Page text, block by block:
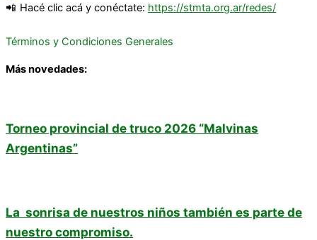
Hacé clic acá y conéctate: https://stmta.org.ar/redes/
Términos y Condiciones Generales
Más novedades:
Torneo provincial de truco 2026 “Malvinas
Argentinas”
La sonrisa de nuestros niños también es parte de
nuestro compromiso.